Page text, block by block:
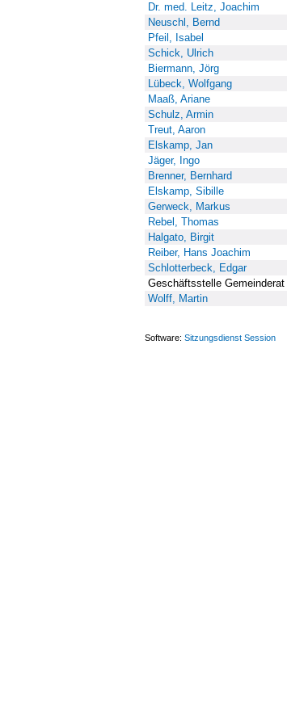
Dr. med. Leitz, Joachim
Neuschl, Bernd
Pfeil, Isabel
Schick, Ulrich
Biermann, Jörg
Lübeck, Wolfgang
Maaß, Ariane
Schulz, Armin
Treut, Aaron
Elskamp, Jan
Jäger, Ingo
Brenner, Bernhard
Elskamp, Sibille
Gerweck, Markus
Rebel, Thomas
Halgato, Birgit
Reiber, Hans Joachim
Schlotterbeck, Edgar
Geschäftsstelle Gemeinderat
Wolff, Martin
Software:Sitzungsdienst Session